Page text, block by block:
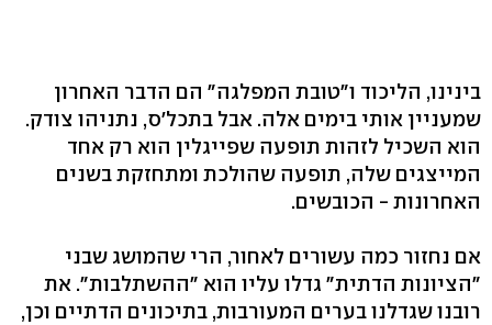
בינינו, הליכוד ו"טובת המפלגה" הם הדבר האחרון
שמעניין אותי בימים אלה. אבל בתכל'ס, נתניהו צודק.
הוא השכיל לזהות תופעה שפייגלין הוא רק אחד
המייצגים שלה, תופעה שהולכת ומתחזקת בשנים
האחרונות - הכובשים.
אם נחזור כמה עשורים לאחור, הרי שהמושג שבני
"הציונות הדתית" גדלו עליו הוא "ההשתלבות". את
רובנו שגדלנו בערים המעורבות, בתיכונים הדתיים וכן,